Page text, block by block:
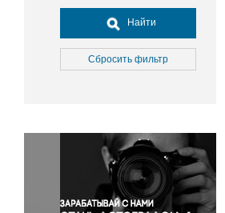
Досуг, туризм и отдых
Культура
Медицина
Окружающая среда
Политика
Правосудие
Происшествия и конфликты
Найти
Сбросить фильтр